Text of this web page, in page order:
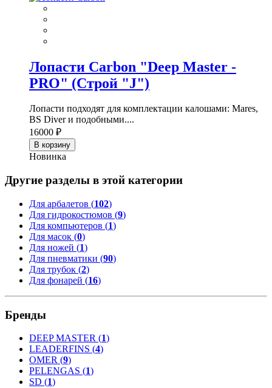
Лопасти Carbon "Deep Master -
PRO" (Строй "J")
Лопасти подходят для комплектации калошами: Mares,
BS Diver и подобными....
16000 ₽
В корзину
Новинка
Другие разделы в этой категории
Для арбалетов (102)
Для гидрокостюмов (9)
Для компьютеров (1)
Для масок (0)
Для ножей (1)
Для пневматики (90)
Для трубок (2)
Для фонарей (16)
Бренды
DEEP MASTER (1)
LEADERFINS (4)
OMER (9)
PELENGAS (1)
SD (1)